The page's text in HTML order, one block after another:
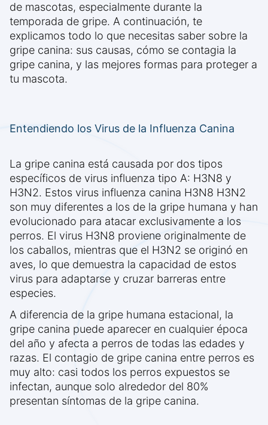
de mascotas, especialmente durante la
temporada de gripe. A continuación, te
explicamos todo lo que necesitas saber sobre la
gripe canina: sus causas, cómo se contagia la
gripe canina, y las mejores formas para proteger a
tu mascota.
Entendiendo los Virus de la Influenza Canina
La gripe canina está causada por dos tipos
específicos de virus influenza tipo A: H3N8 y
H3N2. Estos virus influenza canina H3N8 H3N2
son muy diferentes a los de la gripe humana y han
evolucionado para atacar exclusivamente a los
perros. El virus H3N8 proviene originalmente de
los caballos, mientras que el H3N2 se originó en
aves, lo que demuestra la capacidad de estos
virus para adaptarse y cruzar barreras entre
especies.
A diferencia de la gripe humana estacional, la
gripe canina puede aparecer en cualquier época
del año y afecta a perros de todas las edades y
razas. El contagio de gripe canina entre perros es
muy alto: casi todos los perros expuestos se
infectan, aunque solo alrededor del 80%
presentan síntomas de la gripe canina.